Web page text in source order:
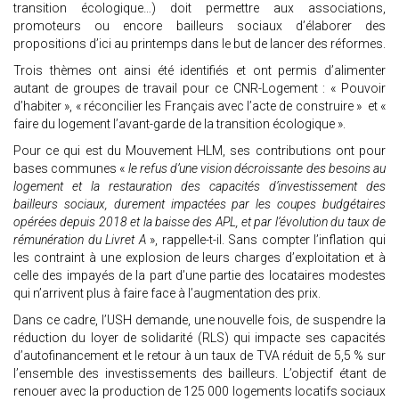
transition écologique…) doit permettre aux associations,
promoteurs ou encore bailleurs sociaux d’élaborer des
propositions d’ici au printemps dans le but de lancer des réformes.
Trois thèmes ont ainsi été identifiés et ont permis d’alimenter
autant de groupes de travail pour ce CNR-Logement : « Pouvoir
d’habiter », « réconcilier les Français avec l’acte de construire » et «
faire du logement l’avant-garde de la transition écologique ».
Pour ce qui est du Mouvement HLM, ses contributions ont pour
bases communes « le refus d’une vision décroissante des besoins au
logement et la restauration des capacités d’investissement des
bailleurs sociaux, durement impactées par les coupes budgétaires
opérées depuis 2018 et la baisse des APL, et par l’évolution du taux de
rémunération du Livret A », rappelle-t-il. Sans compter l’inflation qui
les contraint à une explosion de leurs charges d’exploitation et à
celle des impayés de la part d’une partie des locataires modestes
qui n’arrivent plus à faire face à l’augmentation des prix.
Dans ce cadre, l’USH demande, une nouvelle fois, de suspendre la
réduction du loyer de solidarité (RLS) qui impacte ses capacités
d’autofinancement et le retour à un taux de TVA réduit de 5,5 % sur
l’ensemble des investissements des bailleurs. L’objectif étant de
renouer avec la production de 125 000 logements locatifs sociaux